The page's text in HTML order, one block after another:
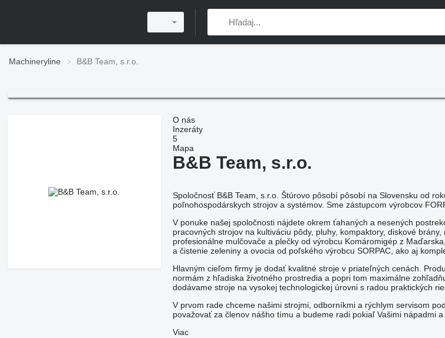
Machineryline B&B Team, s.r.o.
O nás
Inzeráty
5
Mapa
B&B Team, s.r.o.
Spoločnosť B&B Team, s.r.o. Štúrovo pôsobí pôsobí na Slovensku od
poľnohospodárskych strojov a systémov. Sme zástupcom výrobcov
V ponuke našej spoločnosti nájdete okrem ťahaných a nesených
pracovných strojov na kultiváciu pôdy, pluhy, kompaktory, diskové
profesionálne mulčovače a plečky od výrobcu Komáromigép z
a čistenie zeleniny a ovocia od poľského výrobcu SORPAC, ako aj
Hlavným cieľom firmy je dodať kvalitné stroje v priateľných cenách.
normám z hľadiska životného prostredia a popri tom maximálne
dodávame stroje na vysokej technologickej úrovni s radou praktických
V prvom rade chceme našimi strojmi, odborníkmi a rýchlym servisom
považovať za členov nášho tímu a budeme radi pokiaľ Vašimi nápadmi
Viac